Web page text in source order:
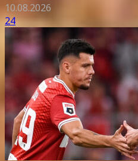
10.08.2026
24